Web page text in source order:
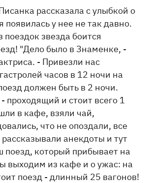
рассказала с улыбкой о
появилась у нее не так давно.
поездок звезда боится
"Дело было в Знаменке, -
- Привезли нас
часов в 12 ночи на
должен быть в 2 ночи.
проходящий и стоит всего 1
в кафе, взяли чай,
что не опоздали, все
анекдоты и тут
поезд, который прибывает на
выходим из кафе и о ужас: на
поезд - длинный 25 вагонов!